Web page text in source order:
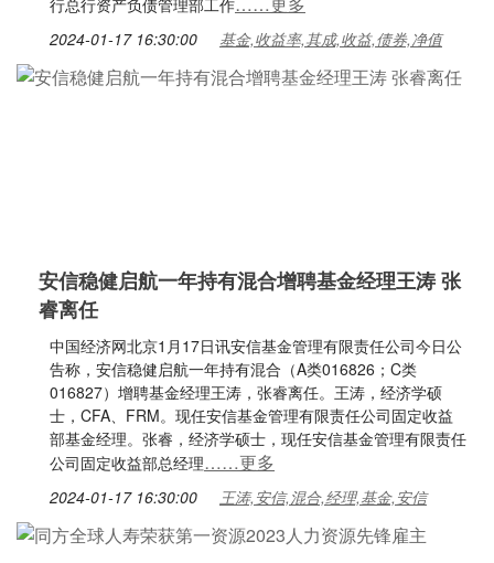
行总行资产负债管理部工作
2024-01-17 16:30:00 基金,收益率,其成,收益,债券,净值
安信稳健启航一年持有混合增聘基金经理王涛 张
睿离任
中国经济网北京1月17日讯安信基金管理有限责任公司今日公
告称，安信稳健启航一年持有混合（A类016826；C类
016827）增聘基金经理王涛，张睿离任。王涛，经济学硕
士，CFA、FRM。现任安信基金管理有限责任公司固定收益
部基金经理。张睿，经济学硕士，现任安信基金管理有限责任
公司固定收益部总经理……更多
2024-01-17 16:30:00 王涛,安信,混合,经理,基金,安信